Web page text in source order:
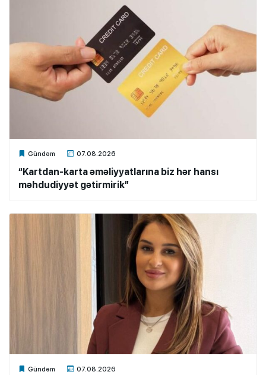
Gündəm 07.08.2026
Xalq.Online
“Kartdan-karta əməliyyatlarına biz hər hansı
məhdudiyyət gətirmirik”
Gündəm 07.08.2026
Xalq.Online